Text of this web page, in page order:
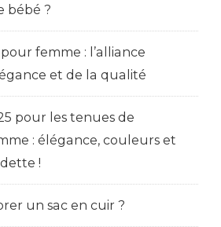
bébé ?
femme : l’alliance
et de la qualité
pour les tenues de
: élégance, couleurs et
!
un sac en cuir ?